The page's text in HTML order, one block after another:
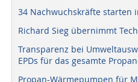
34 Nachwuchskräfte starten
Richard Sieg übernimmt
Transparenz bei
EPDs für das gesamte
Propan-Wärmepumpen für